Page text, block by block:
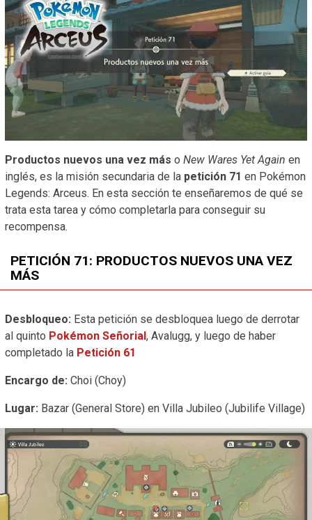
Productos nuevos una vez más o New Wares Yet Again en
inglés, es la misión secundaria de la petición 71 en Pokémon
Legends: Arceus. En esta sección te enseñaremos de qué se
trata esta tarea y cómo completarla para conseguir su
recompensa.
PETICIÓN 71: PRODUCTOS NUEVOS UNA VEZ
MÁS
Desbloqueo: Esta petición se desbloquea luego de derrotar
al quinto Pokémon Señorial , Avalugg, y luego de haber
completado la Petición 61
Encargo de: Choi (Choy)
Lugar: Bazar (General Store) en Villa Jubileo (Jubilife Village)